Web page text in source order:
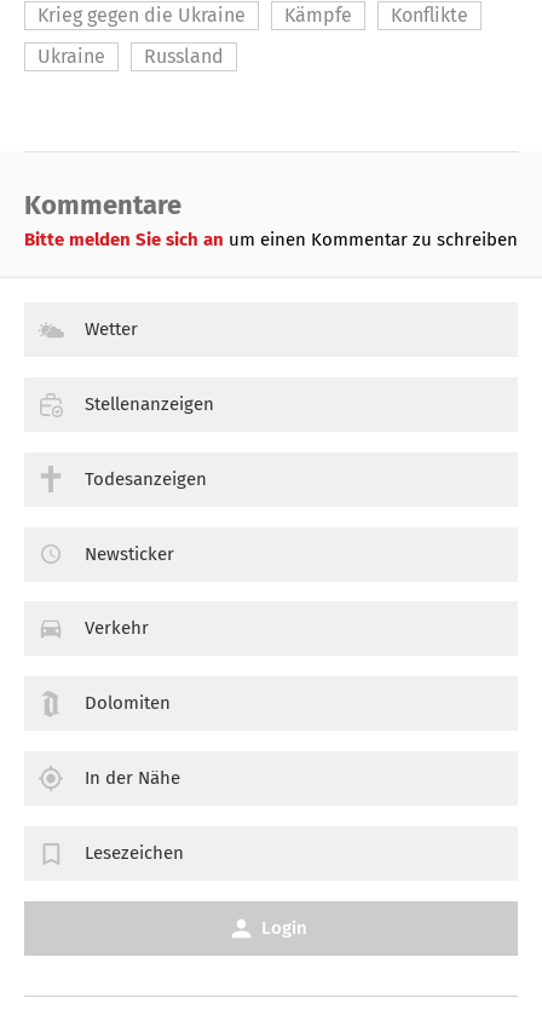
Krieg gegen die Ukraine
Kämpfe
Konflikte
Ukraine
Russland
Kommentare
Bitte melden Sie sich an um einen Kommentar zu schreiben
Wetter
Stellenanzeigen
Todesanzeigen
Newsticker
Verkehr
Dolomiten
In der Nähe
Lesezeichen
Login